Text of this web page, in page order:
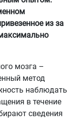
из за
мозга –
метод
наблюдать
в течение
сведения